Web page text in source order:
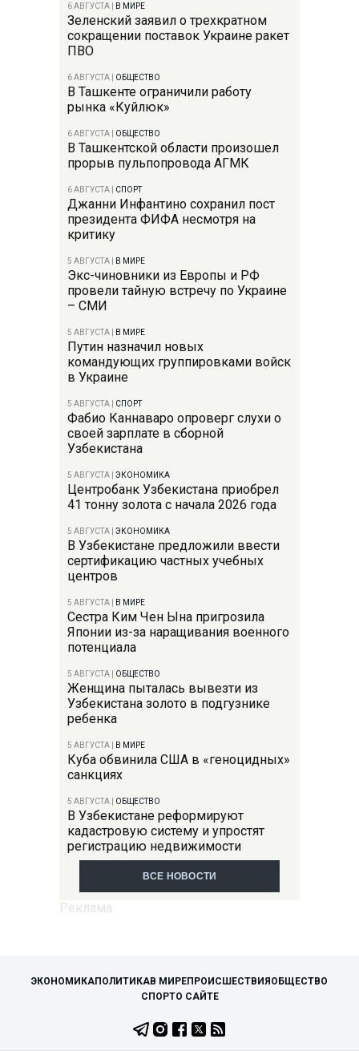
6 АВГУСТА В МИРЕ
Зеленский заявил о трехкратном
сокращении поставок Украине ракет
ПВО
6 АВГУСТА ОБЩЕСТВО
В Ташкенте ограничили работу
рынка «Куйлюк»
6 АВГУСТА ОБЩЕСТВО
В Ташкентской области произошел
прорыв пульпопровода АГМК
6 АВГУСТА СПОРТ
Джанни Инфантино сохранил пост
президента ФИФА несмотря на
критику
5 АВГУСТА В МИРЕ
Экс-чиновники из Европы и РФ
провели тайную встречу по Украине
– СМИ
5 АВГУСТА В МИРЕ
Путин назначил новых
командующих группировками войск
в Украине
5 АВГУСТА СПОРТ
Фабио Каннаваро опроверг слухи о
своей зарплате в сборной
Узбекистана
5 АВГУСТА ЭКОНОМИКА
Центробанк Узбекистана приобрел
41 тонну золота с начала 2026 года
5 АВГУСТА ЭКОНОМИКА
В Узбекистане предложили ввести
сертификацию частных учебных
центров
5 АВГУСТА В МИРЕ
Сестра Ким Чен Ына пригрозила
Японии из-за наращивания военного
потенциала
5 АВГУСТА ОБЩЕСТВО
Женщина пыталась вывезти из
Узбекистана золото в подгузнике
ребенка
5 АВГУСТА В МИРЕ
Куба обвинила США в «геноцидных»
санкциях
5 АВГУСТА ОБЩЕСТВО
В Узбекистане реформируют
кадастровую систему и упростят
регистрацию недвижимости
ВСЕ НОВОСТИ
ЭКОНОМИКАПОЛИТИКАВ МИРЕПРОИСШЕСТВИЯОБЩЕСТВО
СПОРТО САЙТЕ